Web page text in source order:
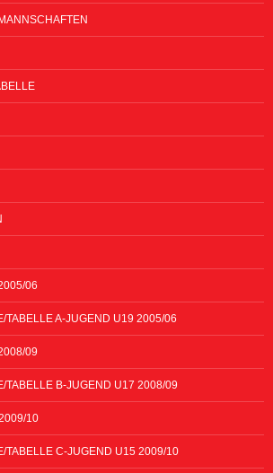
06
TABELLE A-JUGEND U19 2005/06
09
TABELLE B-JUGEND U17 2008/09
10
TABELLE C-JUGEND U15 2009/10